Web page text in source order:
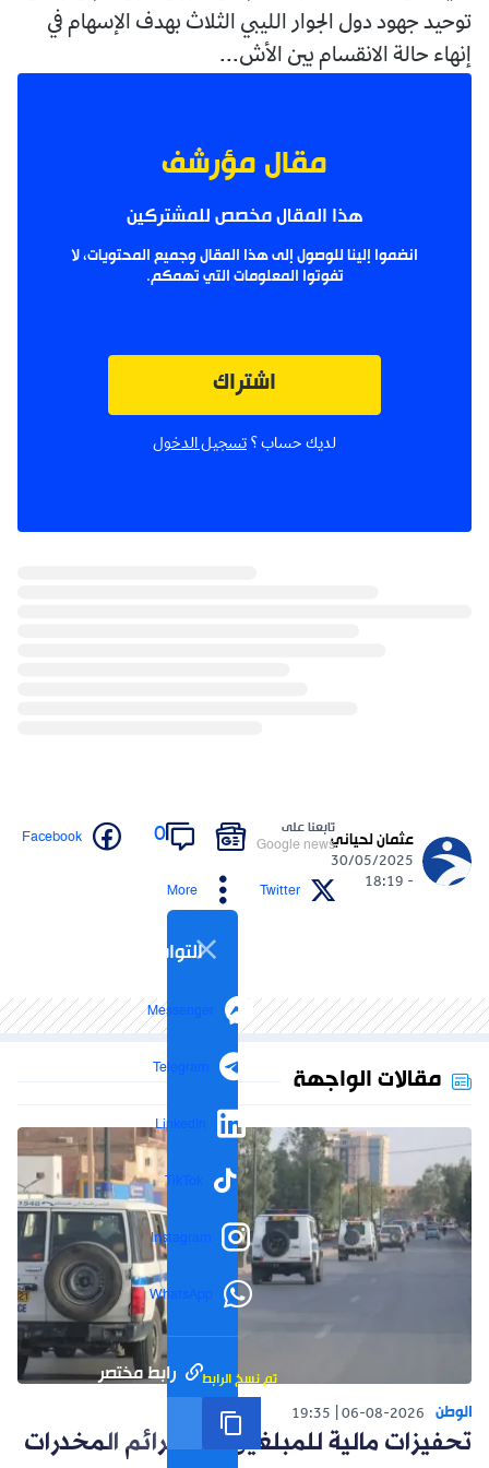
توحيد جهود دول الجوار الليبي الثلاث بهدف الإسهام في
إنهاء حالة الانقسام بين الأش...
مقال مؤرشف
هذا المقال مخصص للمشتركين
انضموا إلينا للوصول إلى هذا المقال وجميع المحتويات، لا
تفوتوا المعلومات التي تهمكم.
اشتراك
لديك حساب ؟ تسجيل الدخول
عثمان لحياني
30/05/2025
- 18:19
تابعنا على
Google news
0
Facebook
Twitter
More
التواصل الاجتماعي
Messenger
Telegram
LinkedIn
TikTok
Instagram
WhatsApp
رابط مختصر تم نسخ الرابط
مقالات الواجهة
الوطن 06-08-2026
19:35
تحفيزات مالية للمبلغين عن جرائم المخدرات